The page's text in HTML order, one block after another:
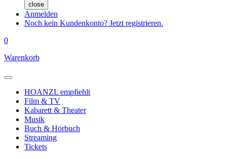
close
Anmelden
Noch kein Kundenkonto? Jetzt registrieren.
0
Warenkorb
HOANZL empfiehlt
Film & TV
Kabarett & Theater
Musik
Buch & Hörbuch
Streaming
Tickets